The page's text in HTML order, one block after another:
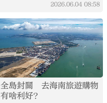
2026.06.04 08:58
全島封關 去海南旅遊購物
有啥利好？